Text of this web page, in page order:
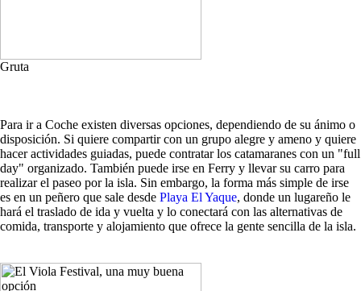
Gruta
Para ir a Coche existen diversas opciones, dependiendo de su ánimo o
disposición. Si quiere compartir con un grupo alegre y ameno y quiere
hacer actividades guiadas, puede contratar los catamaranes con un "full
day" organizado. También puede irse en Ferry y llevar su carro para
realizar el paseo por la isla. Sin embargo, la forma más simple de irse
es en un peñero que sale desde Playa El Yaque, donde un lugareño le
hará el traslado de ida y vuelta y lo conectará con las alternativas de
comida, transporte y alojamiento que ofrece la gente sencilla de la isla.